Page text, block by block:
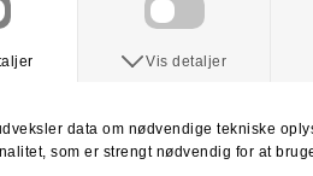
ANDRE KØBTE